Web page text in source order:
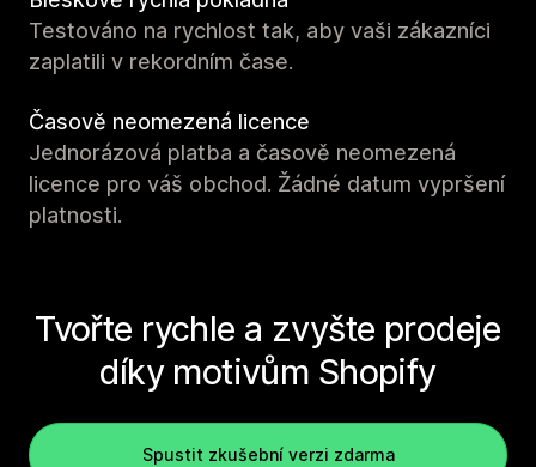
Testováno na rychlost tak, aby vaši zákazníci
zaplatili v rekordním čase.
Časově neomezená licence
Jednorázová platba a časově neomezená
licence pro váš obchod. Žádné datum vypršení
platnosti.
Tvořte rychle a zvyšte prodeje
díky motivům Shopify
Spustit zkušební verzi zdarma